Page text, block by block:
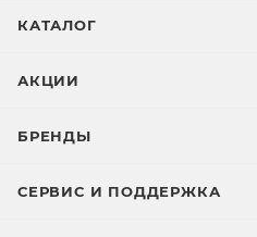
КАТАЛОГ
АКЦИИ
БРЕНДЫ
СЕРВИС И ПОДДЕРЖКА